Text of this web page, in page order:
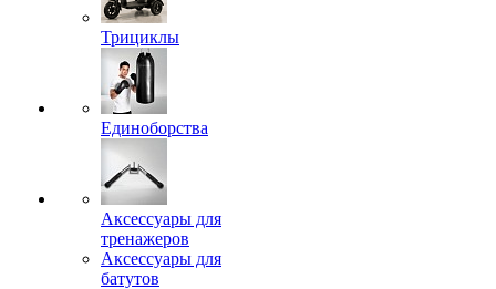
Трициклы
Единоборства
Аксессуары для
тренажеров
Аксессуары для
батутов